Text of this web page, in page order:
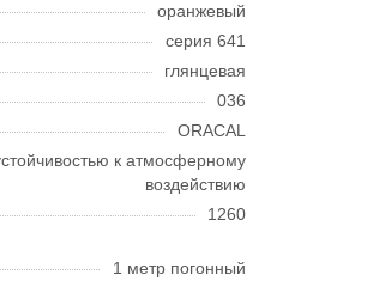
оранжевый
серия 641
глянцевая
036
ORACAL
к атмосферному
воздействию
1260
1 метр погонный